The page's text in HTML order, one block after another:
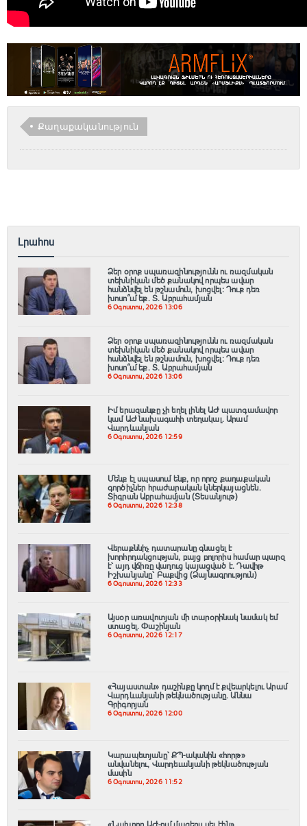
Քաղաքականություն
Լրահոս
Ձեր օրոք սպառազինությունն ու ռազմական
տեխնիկան մեծ քանակով որպես ավար
հանձնվել են թշնամուն, խոցվել։ Դուք դեռ
խոսո՞ւմ եք. Տ. Աբրահամյան
6 Օգոստոս, 2026 13:06
Ձեր օրոք սպառազինությունն ու ռազմական
տեխնիկան մեծ քանակով որպես ավար
հանձնվել են թշնամուն, խոցվել։ Դուք դեռ
խոսո՞ւմ եք. Տ. Աբրահամյան
6 Օգոստոս, 2026 13:06
Իմ երազանքը չի եղել լինել ԱԺ պատգամավոր
կամ ԱԺ նախագահի տեղակալ. Արամ
Վարդևանյան
6 Օգոստոս, 2026 12:59
Մենք էլ սպասում ենք, որ որոշ քաղաքական
գործիչներ հրաժարական կներկայացնեն.
Տիգրան Աբրահամյան (Տեսանյութ)
6 Օգոստոս, 2026 12:38
Վերաքննիչ դատարանը գնացել է
խորհրդակցության, բայց բոլորիս համար պարզ
է՝ այդ վճիռը վաղուց կայացված է. Դավիթ
Իշխանյանը՝ Բաքվից (Ձայնագրություն)
6 Օգոստոս, 2026 12:33
Այսօր առավոտյան մի տարօրինակ նամակ եմ
ստացել. Փաշինյան
6 Օգոստոս, 2026 12:17
«Հայաստան» դաշինքը կողմ է քվեարկելու Արամ
Վարդևանյանի թեկնածությանը․ Աննա
Գրիգորյան
6 Օգոստոս, 2026 12:00
Կարապետյանը՝ ՔՊ-ականին «հորթ»
անվանելու, Վարդեւանյանի թեկնածության
մասին
6 Օգոստոս, 2026 11:52